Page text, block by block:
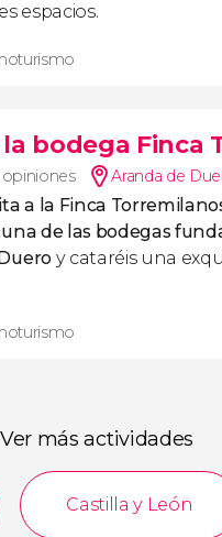
espacios.
bodega Finca
opiniones Aranda de
a la Finca
una de las bodegas
y cataréis una
Ver más actividades
Castilla y León